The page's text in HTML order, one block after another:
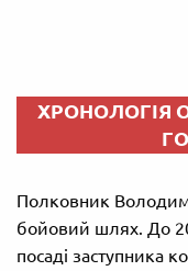
ХРОНОЛОГІЯ
Полковник
бойовий шлях. До
посаді заступника